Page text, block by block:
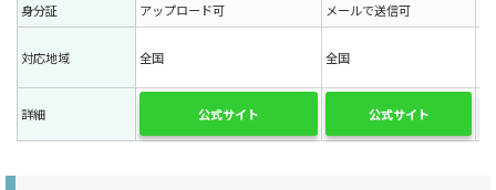
身分証
アップロード可 メールで送信可
対応地域 全国 全国
詳細 公式サイト 公式サイト